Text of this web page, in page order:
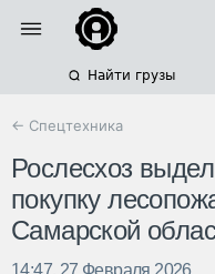
Найти грузы
← Спецтехника
Рослесхоз
покупку
Самарской
14:47, 27 Февраля 2026